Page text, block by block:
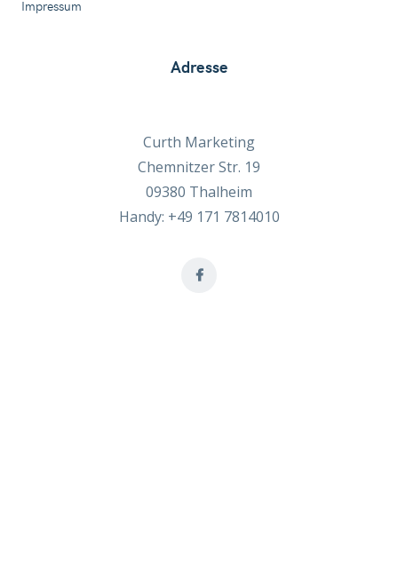
Adresse
Curth Marketing
Chemnitzer Str. 19
09380 Thalheim
Handy: +49 171 7814010
Impressum